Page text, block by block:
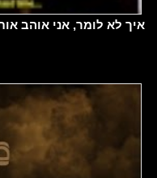
איך לא לומר, אני אוהב